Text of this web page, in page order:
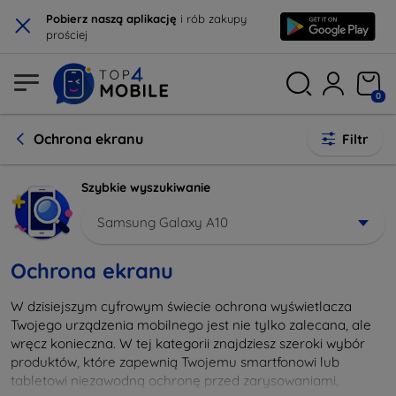
× Pobierz naszą aplikację i rób zakupy
prościej
0
Ochrona ekranu Filtr
Szybkie wyszukiwanie
Samsung Galaxy A10
Ochrona ekranu
W dzisiejszym cyfrowym świecie ochrona wyświetlacza
Twojego urządzenia mobilnego jest nie tylko zalecana, ale
wręcz konieczna. W tej kategorii znajdziesz szeroki wybór
produktów, które zapewnią Twojemu smartfonowi lub
tabletowi niezawodną ochronę przed zarysowaniami,